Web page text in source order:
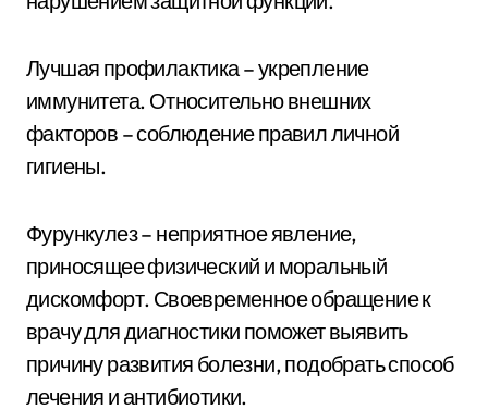
Лучшая профилактика – укрепление
иммунитета. Относительно внешних
факторов – соблюдение правил личной
гигиены.
Фурункулез – неприятное явление,
приносящее физический и моральный
дискомфорт. Своевременное обращение к
врачу для диагностики поможет выявить
причину развития болезни, подобрать способ
лечения и антибиотики.